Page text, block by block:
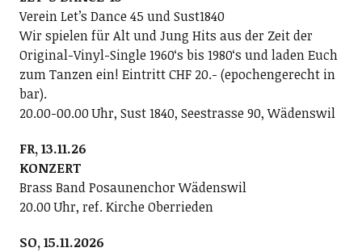
Verein Letʼs Dance 45 und Sust1840
Wir spielen für Alt und Jung Hits aus der Zeit der
Original-Vinyl-Single 1960ʻs bis 1980ʻs und laden Euch
zum Tanzen ein! Eintritt CHF 20.- (epochengerecht in
bar).
20.00-00.00 Uhr, Sust 1840, Seestrasse 90, Wädenswil
FR, 13.11.26
KONZERT
Brass Band Posaunenchor Wädenswil
20.00 Uhr, ref. Kirche Oberrieden
SO, 15.11.2026